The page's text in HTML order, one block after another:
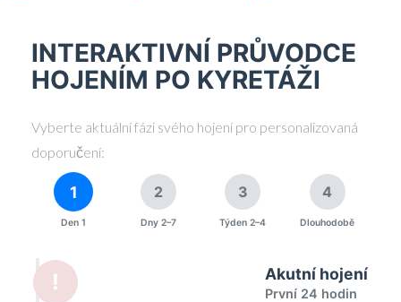
INTERAKTIVNÍ PRŮVODCE
HOJENÍM PO KYRETÁŽI
Vyberte aktuální fázi svého hojení pro personalizovaná
doporučení:
1
Den 1
2
Dny 2–7
3
Týden 2–4
4
Dlouhodobě
! Akutní hojení
První 24 hodin